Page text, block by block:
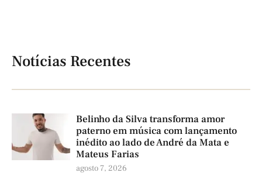
Notícias Recentes
Belinho da Silva transforma amor
paterno em música com lançamento
inédito ao lado de André da Mata e
Mateus Farias
agosto 7, 2026